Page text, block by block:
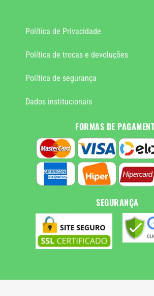
Política de Privacidade
Política de trocas e devoluções
Política de segurança
Dados institucionais
FORMAS DE
SEGURANÇA